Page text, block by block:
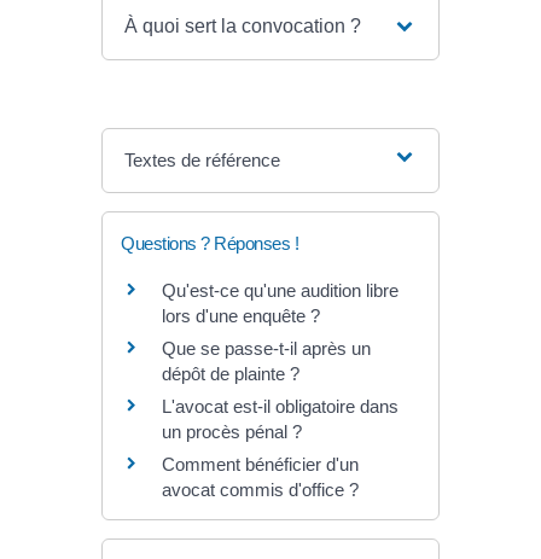
À quoi sert la convocation ?
Textes de référence
Questions ? Réponses !
Qu'est-ce qu'une audition libre
lors d'une enquête ?
Que se passe-t-il après un
dépôt de plainte ?
L'avocat est-il obligatoire dans
un procès pénal ?
Comment bénéficier d'un
avocat commis d'office ?